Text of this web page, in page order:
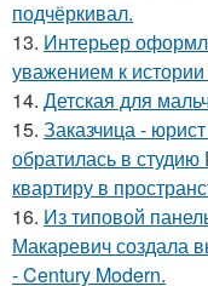
подчёркивал.
13. Интерьер
уважением к
14. Детская для
15. Заказчица -
обратилась в
квартиру в
16. Из типовой
Макаревич создала
- Century Modern.